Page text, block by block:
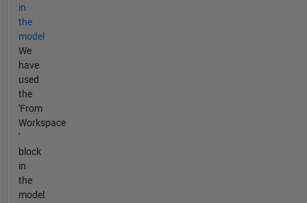
in
the
model
We
have
used
the
'From
Workspace
'
block
in
the
model